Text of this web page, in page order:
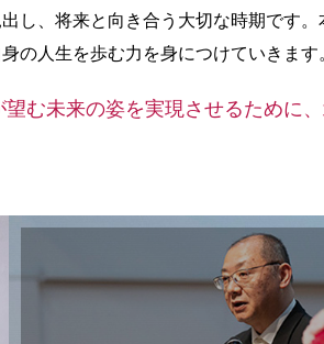
し、将来と向き合う大切な時期です
の人生を歩む力を身につけていきます
む未来の姿を実現させるために